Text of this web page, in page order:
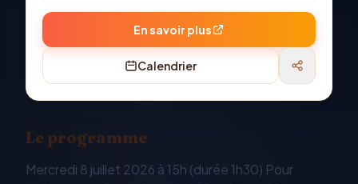
En savoir plus
Calendrier
Le programme
Mercredi 8 juillet 2026 à 15h (durée 1h30) Pour